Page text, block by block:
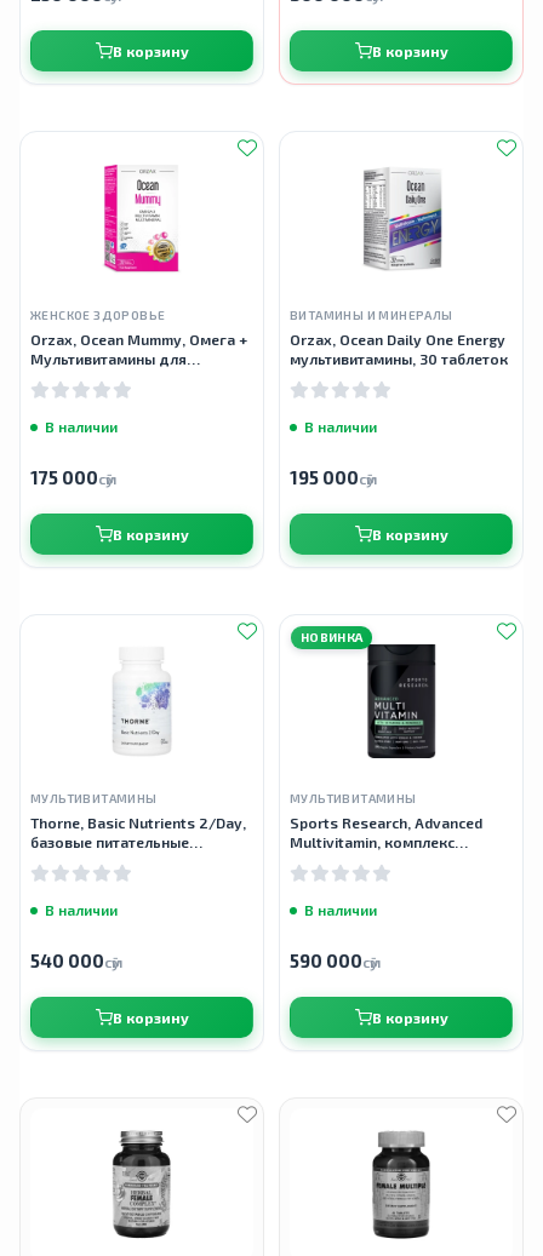
В корзину В корзину
ЖЕНСКОЕ ЗДОРОВЬЕ
Orzax, Ocean Mummy, Омега +
Мультивитамины для
В наличии
175 000сӯм
В корзину
ВИТАМИНЫ И МИНЕРАЛЫ
Orzax, Ocean Daily One Energy
мультивитамины, 30 таблеток
В наличии
195 000сӯм
В корзину
МУЛЬТИВИТАМИНЫ
Thorne, Basic Nutrients 2/Day,
базовые питательные
вещества, 60 капсул
В наличии
540 000сӯм
В корзину
НОВИНКА
МУЛЬТИВИТАМИНЫ
Sports Research, Advanced
Multivitamin, комплекс
витаминов и минералов, 180
растительных капсул
В наличии
590 000сӯм
В корзину